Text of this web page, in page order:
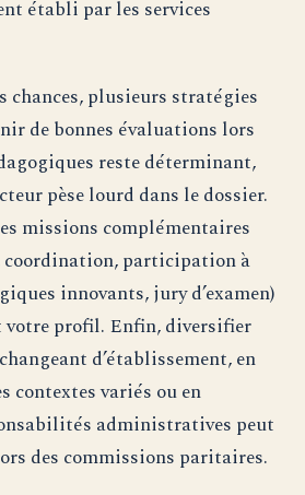
établi par les services
chances, plusieurs stratégies
de bonnes évaluations lors
reste déterminant,
pèse lourd dans le dossier.
missions complémentaires
participation à
innovants, jury d’examen)
votre profil. Enfin, diversifier
d’établissement, en
contextes variés ou en
administratives peut
des commissions paritaires.